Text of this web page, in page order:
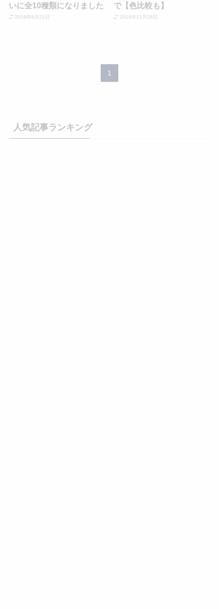
いに全10種類になりました
2019年6月21日
で【色比較も】
2016年11月26日
1
人気記事ランキング